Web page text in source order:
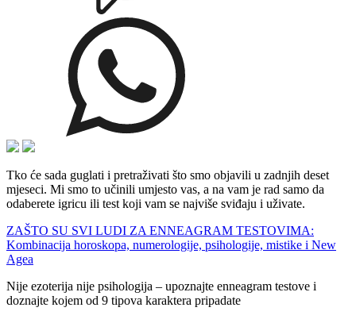
Tko će sada guglati i pretraživati što smo objavili u zadnjih deset
mjeseci. Mi smo to učinili umjesto vas, a na vam je rad samo da
odaberete igricu ili test koji vam se najviše sviđaju i uživate.
ZAŠTO SU SVI LUDI ZA ENNEAGRAM TESTOVIMA:
Kombinacija horoskopa, numerologije, psihologije, mistike i New
Agea
Nije ezoterija nije psihologija – upoznajte enneagram testove i
doznajte kojem od 9 tipova karaktera pripadate